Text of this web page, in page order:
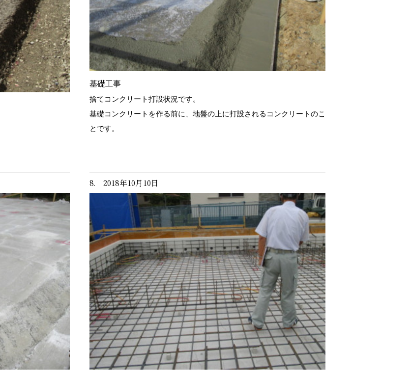
基礎工事
捨てコンクリート打設状況です。
基礎コンクリートを作る前に、地盤の上に打設されるコンクリートのこ
とです。
8. 2018年10月10日